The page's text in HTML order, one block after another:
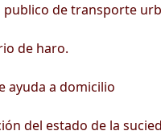
publico de transporte
de haro.
ayuda a domicilio
del estado de la